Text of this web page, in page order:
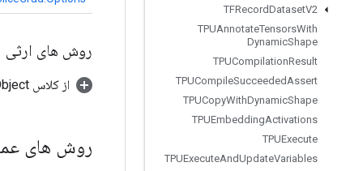
TFRecordDatasetV2
TPUAnnotateTensorsWith
DynamicShape
TPUCompilationResult
TPUCompileSucceededAssert
TPUCopyWithDynamicShape
TPUEmbeddingActivations
TPUExecute
TPUExecuteAndUpdateVariables
روش های ارثی
از کلاس java.lang.Object
روش های